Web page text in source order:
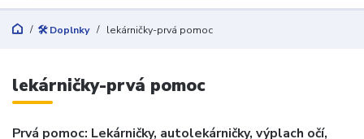
🛠️ Doplnky lekárničky-prvá pomoc
lekárničky-prvá pomoc
Prvá pomoc: Lekárničky, autolekárničky, výplach očí,
€200 → -5 %
€500 → -10 %
€1 000 → -15 %
Registrujte sa: